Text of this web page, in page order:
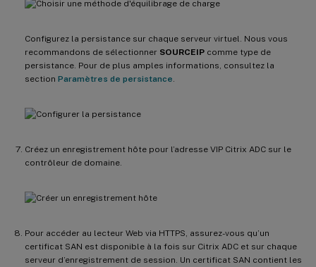
Configurez la persistance sur chaque serveur virtuel. Nous vous
recommandons de sélectionner SOURCEIP comme type de
persistance. Pour de plus amples informations, consultez la
section Paramètres de persistance
Créez un enregistrement hôte pour l’adresse VIP Citrix ADC sur le
contrôleur de domaine.
Pour accéder au lecteur Web via HTTPS, assurez-vous qu’un
certificat SAN est disponible à la fois sur Citrix ADC et sur chaque
serveur d’enregistrement de session. Un certificat SAN contient les